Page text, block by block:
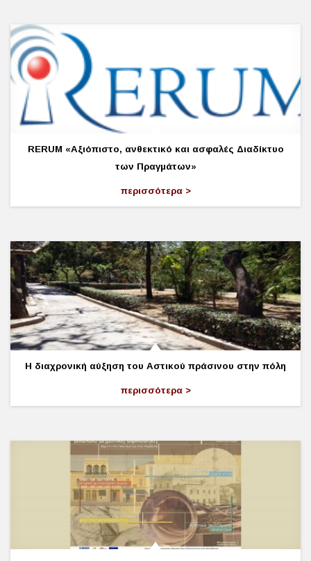
RERUM «Αξιόπιστο, ανθεκτικό και ασφαλές Διαδίκτυο
των Πραγμάτων»
περισσότερα
Η διαχρονική αύξηση του Αστικού πράσινου στην πόλη
περισσότερα